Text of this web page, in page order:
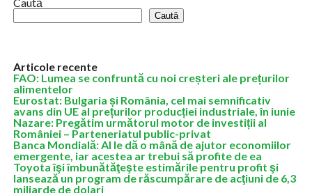
Caută
Articole recente
FAO: Lumea se confruntă cu noi creșteri ale prețurilor
alimentelor
Eurostat: Bulgaria și România, cel mai semnificativ
avans din UE al prețurilor producției industriale, în iunie
Nazare: Pregătim următorul motor de investiții al
României – Parteneriatul public-privat
Banca Mondială: AI le dă o mână de ajutor economiilor
emergente, iar acestea ar trebui să profite de ea
Toyota îşi îmbunătăţeşte estimările pentru profit şi
lansează un program de răscumpărare de acţiuni de 6,3
miliarde de dolari